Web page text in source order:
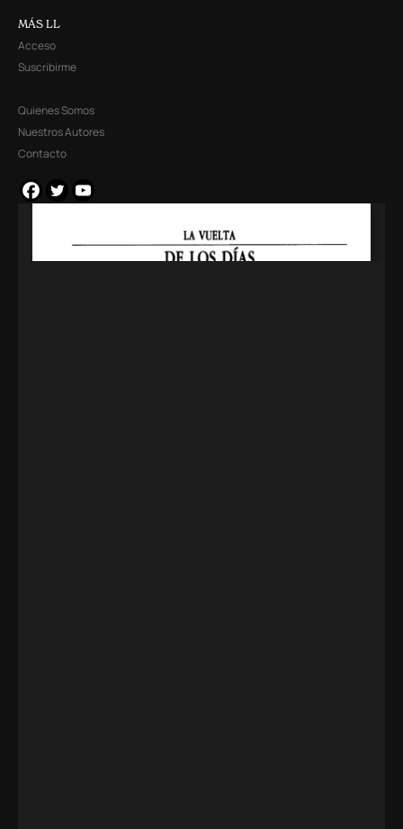
MÁS LL
Acceso
Suscribirme
Quienes Somos
Nuestros Autores
Contacto